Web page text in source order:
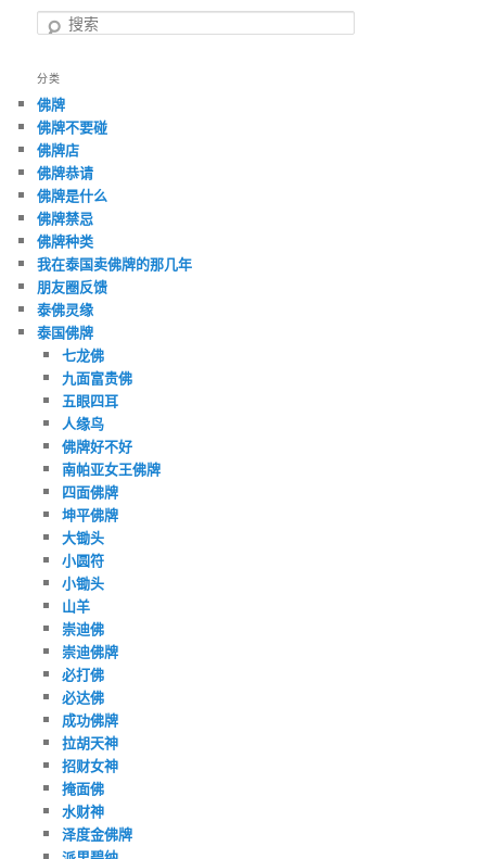
搜
分类
佛牌
佛牌不要碰
佛牌店
佛牌恭请
佛牌是什么
佛牌禁忌
佛牌种类
我在泰国卖佛牌的那几年
朋友圈反馈
泰佛灵缘
泰国佛牌
七龙佛
九面富贵佛
五眼四耳
人缘鸟
佛牌好不好
南帕亚女王佛牌
四面佛牌
坤平佛牌
大锄头
小圆符
小锄头
山羊
崇迪佛
崇迪佛牌
必打佛
必达佛
成功佛牌
拉胡天神
招财女神
掩面佛
水财神
泽度金佛牌